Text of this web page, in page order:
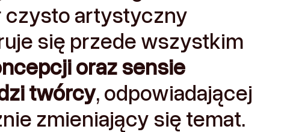
czysto artystyczny
się przede wszystkim
oraz sensie
twórcy, odpowiadającej
zmieniający się temat.